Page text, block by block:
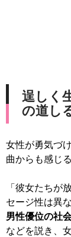
逞しく
の道し
女性が勇気づ
曲からも感じ
「彼女たちが
セージ性は異な
男性優位の社
などを説き、